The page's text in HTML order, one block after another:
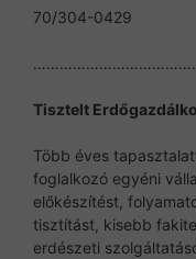
70/304-0429
Tisztelt
Több éves
foglalkozó egyéni
előkészítést,
tisztítást, kisebb
erdészeti